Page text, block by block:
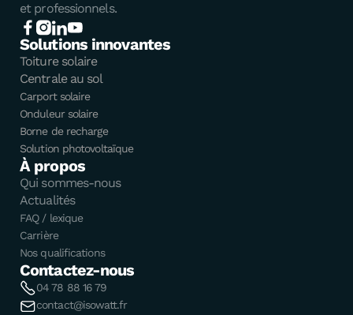
et professionnels.
Solutions innovantes
Toiture solaire
Centrale au sol
Carport solaire
Onduleur solaire
Borne de recharge
Solution photovoltaïque
À propos
Qui sommes-nous
Actualités
FAQ / lexique
Carrière
Nos qualifications
Contactez-nous
04 78 88 16 79
contact@isowatt.fr